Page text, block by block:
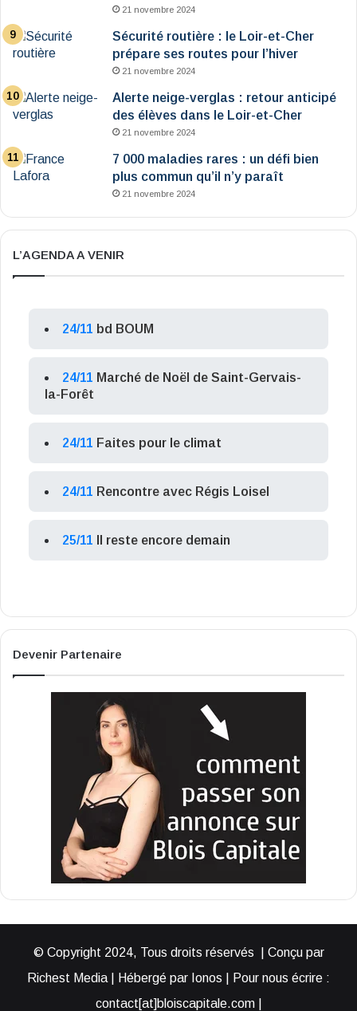
21 novembre 2024
Sécurité routière : le Loir-et-Cher
prépare ses routes pour l’hiver
21 novembre 2024
Alerte neige-verglas : retour anticipé
des élèves dans le Loir-et-Cher
21 novembre 2024
7 000 maladies rares : un défi bien
plus commun qu’il n’y paraît
21 novembre 2024
L’AGENDA A VENIR
24/11 bd BOUM
24/11 Marché de Noël de Saint-Gervais-
la-Forêt
24/11 Faites pour le climat
24/11 Rencontre avec Régis Loisel
25/11 Il reste encore demain
Devenir Partenaire
© Copyright 2024, Tous droits réservés | Conçu par
Richest Media | Hébergé par Ionos | Pour nous écrire :
contact[at]bloiscapitale.com |